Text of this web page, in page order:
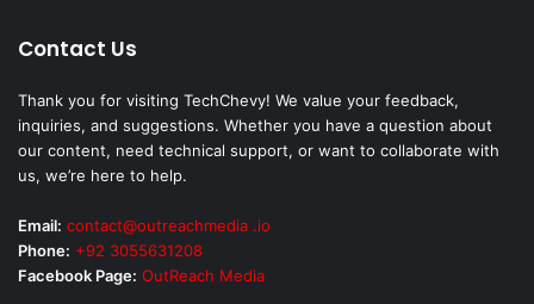
Contact Us
Thank you for visiting TechChevy! We value your feedback,
inquiries, and suggestions. Whether you have a question about
our content, need technical support, or want to collaborate with
us, we’re here to help.
Email: contact@outreachmedia .io
Phone: +92 3055631208
Facebook Page: OutReach Media